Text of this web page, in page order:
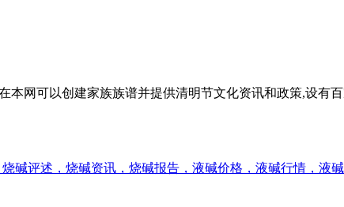
本网可以创建家族族谱并提供清明节文化资讯和政策,设有